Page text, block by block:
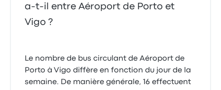
a-t-il entre Aéroport de Porto et
Vigo ?
Le nombre de bus circulant de Aéroport de
Porto à Vigo diffère en fonction du jour de la
semaine. De manière générale, 16 effectuent